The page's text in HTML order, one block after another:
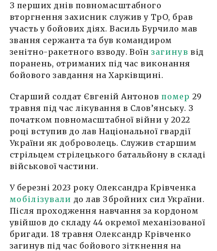
З перших днів повномасштабного
вторгнення захисник служив у ТрО, брав
участь у бойових діях. Василь Бурчило мав
звання сержанта та був командиром
зенітно-ракетного взводу. Воїн загинув від
поранень, отриманих під час виконання
бойового завдання на Харківщині.
Старший солдат Євгеній Антонов помер 29
травня під час лікування в Слов’янську. З
початком повномасштабної війни у 2022
році вступив до лав Національної гвардії
України як доброволець. Служив старшим
стрільцем стрілецького батальйону в складі
військової частини.
У березні 2023 року Олександра Крівченка
мобілізували до лав Збройних сил України.
Після проходження навчання за кордоном
увійшов до складу 44 окремої механізованої
бригади. 18 травня Олександр Крівченко
загинув під час бойового зіткнення на